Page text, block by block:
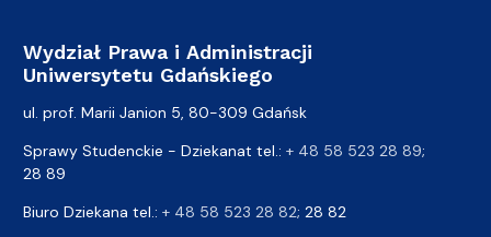
Wydział Prawa i Administracji
Uniwersytetu Gdańskiego
ul. prof. Marii Janion 5, 80-309 Gdańsk
Sprawy Studenckie - Dziekanat tel.: + 48 58 523 28 89;
28 89
Biuro Dziekana tel.: + 48 58 523 28 82; 28 82